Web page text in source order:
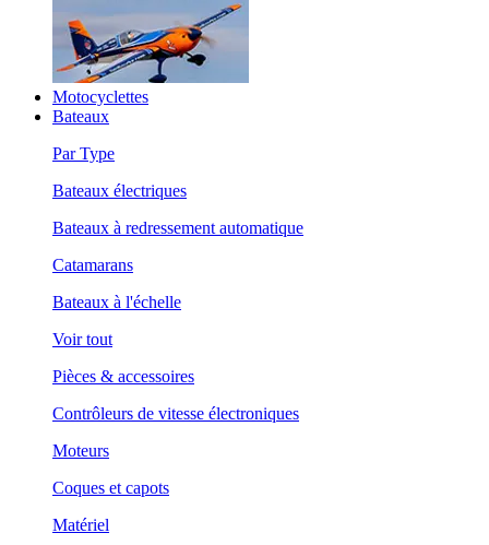
Motocyclettes
Bateaux
Par Type
Bateaux électriques
Bateaux à redressement automatique
Catamarans
Bateaux à l'échelle
Voir tout
Pièces & accessoires
Contrôleurs de vitesse électroniques
Moteurs
Coques et capots
Matériel